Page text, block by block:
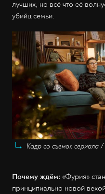
лучших, но всё что её
убийц семьи.
Кадр со съёмок сериала
Почему ждём: «Фурия»
принципиально новой